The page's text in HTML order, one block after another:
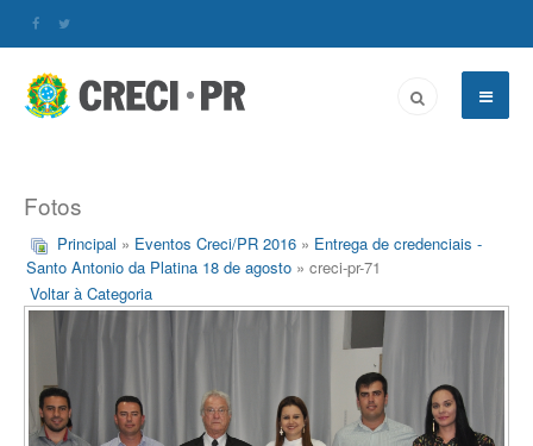
Fotos
Principal » Eventos Creci/PR 2016 » Entrega de credenciais -
Santo Antonio da Platina 18 de agosto » creci-pr-71
Voltar à Categoria